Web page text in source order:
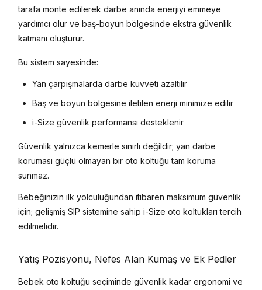
tarafa monte edilerek darbe anında enerjiyi emmeye
yardımcı olur ve baş-boyun bölgesinde ekstra güvenlik
katmanı oluşturur.
Bu sistem sayesinde:
Yan çarpışmalarda darbe kuvveti azaltılır
Baş ve boyun bölgesine iletilen enerji minimize edilir
i-Size güvenlik performansı desteklenir
Güvenlik yalnızca kemerle sınırlı değildir; yan darbe
koruması güçlü olmayan bir oto koltuğu tam koruma
sunmaz.
Bebeğinizin ilk yolculuğundan itibaren maksimum güvenlik
için; gelişmiş SIP sistemine sahip i-Size oto koltukları tercih
edilmelidir.
Yatış Pozisyonu, Nefes Alan Kumaş ve Ek Pedler
Bebek oto koltuğu seçiminde güvenlik kadar ergonomi ve